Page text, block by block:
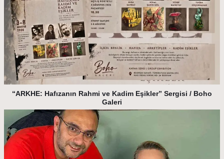
“ARKHE: Hafızanın Rahmi ve Kadim Eşikler” Sergisi / Boho
Galeri